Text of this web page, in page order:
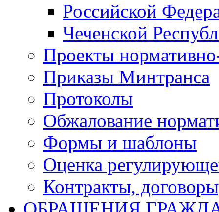
Российской
Чеченской
Проекты
Приказы Минтранса
Протоколы
Обжалование
Формы и шаблоны
Оценка
Контракты,